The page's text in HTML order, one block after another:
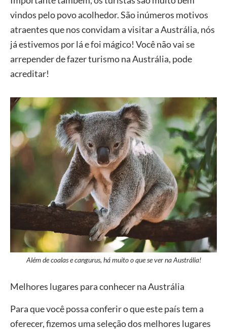
vindos pelo povo acolhedor. São inúmeros motivos
atraentes que nos convidam a visitar a Austrália, nós
já estivemos por lá e foi mágico! Você não vai se
arrepender de fazer turismo na Austrália, pode
acreditar!
Além de coalas e cangurus, há muito o que se ver na Austrália!
Melhores lugares para conhecer na Austrália
Para que você possa conferir o que este país tem a
oferecer, fizemos uma seleção dos melhores lugares